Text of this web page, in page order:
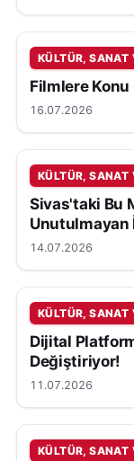
KÜLTÜR, SANAT
Filmlere Konu
16.07.2026
KÜLTÜR, SANAT
Sivas'taki Bu
Unutulmayan
14.07.2026
KÜLTÜR, SANAT
Dijital
Değiştiriyor!
11.07.2026
KÜLTÜR, SANAT